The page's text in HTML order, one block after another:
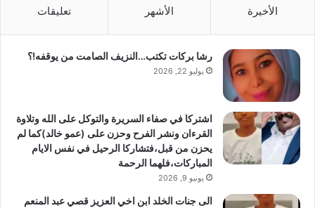
الأخيرة الأشهر تعليقات
رشا بركات تكتب…النزيف الصامت من يوقفه!؟
يوليو 22, 2026
اشتركا في صفاء السريرة والتوكل على الله وتلاوة
القرءان ونشر الفرح وحزن على (عمو خالد)كما لم
يحزن من قبل،فتشاركا الرحيل في نفس الايام
المباركات،فلهما الرحمة
يونيو 9, 2026
الى جنات الخلد ابن اخي العزيز قصي عبد المنعم